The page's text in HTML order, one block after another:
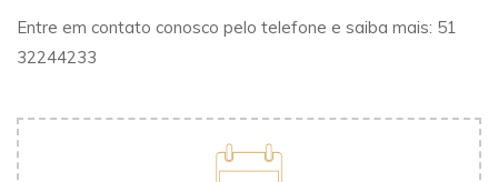
Entre em contato conosco pelo telefone e saiba mais: 51
32244233